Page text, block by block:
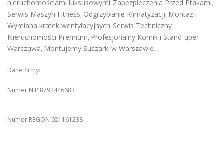
nieruchomościami luksusowymi, Zabezpieczenia Przed Ptakami,
Serwis Maszyn Fitness, Odgrzybianie Klimatyzacji, Montaż i
Wymiana kratek wentylacyjnych, Serwis Techniczny
Nieruchomości Premium, Profesjonalny Komik i Stand-uper
Warszawa, Montujemy Suszarki w Warszawie.
Dane firmy:
Numer NIP 8792446683
Numer REGON 021161238